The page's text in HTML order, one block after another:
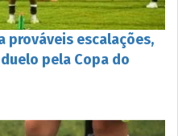
prováveis escalações,
pela Copa do